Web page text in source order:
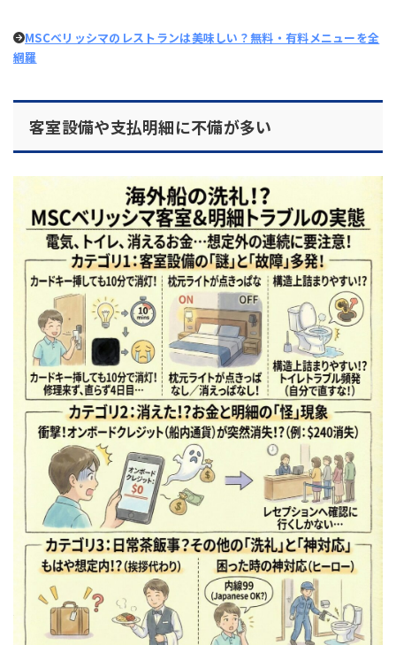
MSCベリッシマのレストランは美味しい？無料・有料メニューを全
網羅
客室設備や支払明細に不備が多い